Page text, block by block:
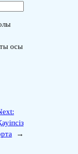
осы
→